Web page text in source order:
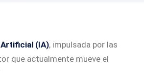
(IA), impulsada por las
que actualmente mueve el